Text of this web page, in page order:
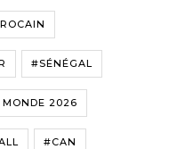
#SÉNÉGAL
2026
#CAN